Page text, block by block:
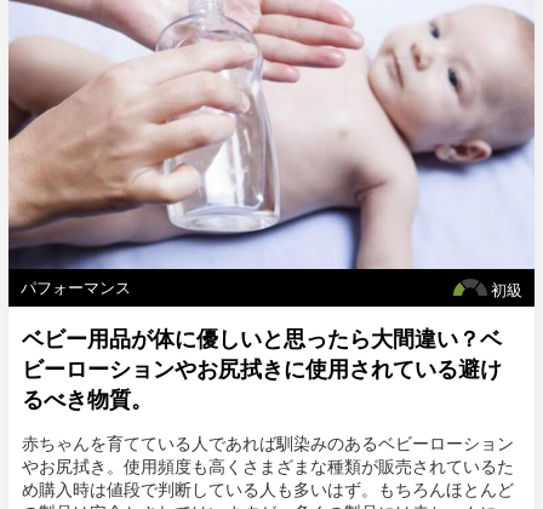
腸だけの問題とは限らないのです。以下のような多岐に渡る症状
や兆候も発症の判断基準とする必要があります。
初級
パフォーマンス
ベビー用品が体に優しいと思ったら大間違い？ベ
ビーローションやお尻拭きに使用されている避け
るべき物質。
赤ちゃんを育てている人であれば馴染みのあるベビーローション
やお尻拭き。使用頻度も高くさまざまな種類が販売されているた
め購入時は値段で判断している人も多いはず。もちろんほとんど